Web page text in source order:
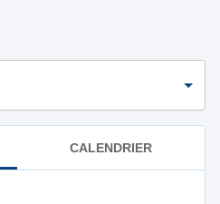
CALENDRIER